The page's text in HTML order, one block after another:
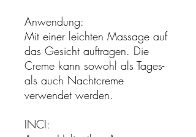
Anwendung:
Mit einer leichten Massage auf
das Gesicht auftragen. Die
Creme kann sowohl als Tages-
als auch Nachtcreme
verwendet werden.
INCI: